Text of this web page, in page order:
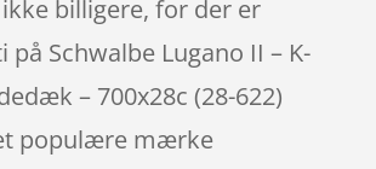
billigere, for der er
på Schwalbe Lugano II – K-
– 700x28c (28-622)
populære mærke